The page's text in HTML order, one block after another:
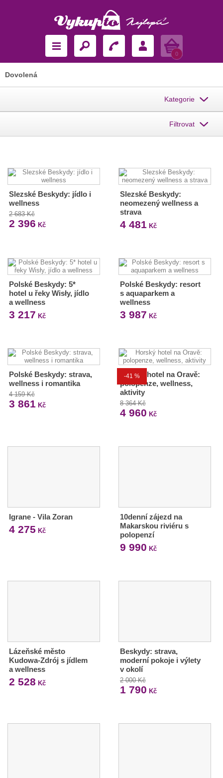
Košík
0
Dovolená
Kategorie
Filtrovat
Slezské Beskydy: jídlo i
wellness
2 683 Kč
2 396 Kč
Slezské Beskydy:
neomezený wellness a
strava
4 481 Kč
Polské Beskydy: 5*
hotel u řeky Wisły, jídlo
a wellness
3 217 Kč
Polské Beskydy: resort
s aquaparkem a
wellness
3 987 Kč
Polské Beskydy: strava,
wellness i romantika
4 159 Kč
3 861 Kč
-41 %
Horský hotel na Oravě:
polopenze, wellness,
aktivity
8 364 Kč
4 960 Kč
Igrane - Vila Zoran
4 275 Kč
10denní zájezd na
Makarskou riviéru s
polopenzí
9 990 Kč
Lázeňské město
Kudowa-Zdrój s jídlem
a wellness
2 528 Kč
Beskydy: strava,
moderní pokoje i výlety
v okolí
2 000 Kč
1 790 Kč